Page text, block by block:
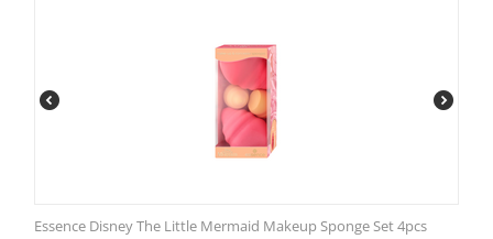
Essence Disney The Little Mermaid Makeup Sponge Set 4pcs